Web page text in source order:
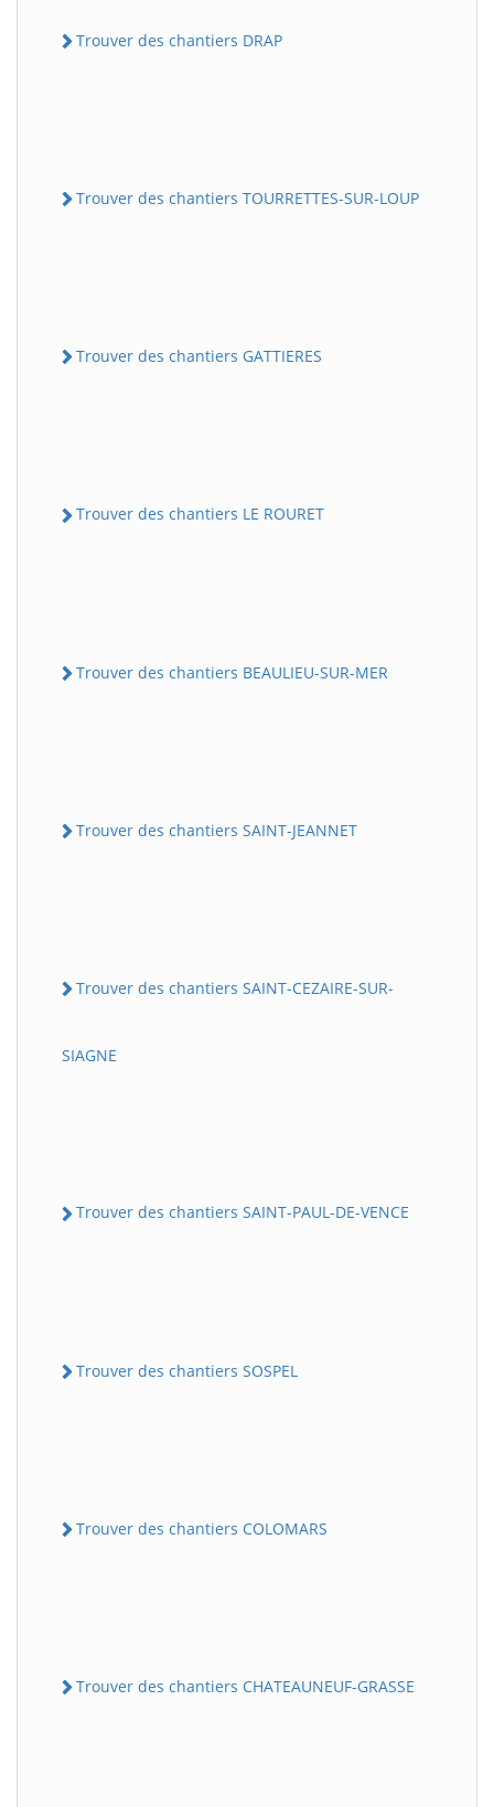
Trouver des chantiers DRAP
Trouver des chantiers TOURRETTES-SUR-LOUP
Trouver des chantiers GATTIERES
Trouver des chantiers LE ROURET
Trouver des chantiers BEAULIEU-SUR-MER
Trouver des chantiers SAINT-JEANNET
Trouver des chantiers SAINT-CEZAIRE-SUR-
SIAGNE
Trouver des chantiers SAINT-PAUL-DE-VENCE
Trouver des chantiers SOSPEL
Trouver des chantiers COLOMARS
Trouver des chantiers CHATEAUNEUF-GRASSE